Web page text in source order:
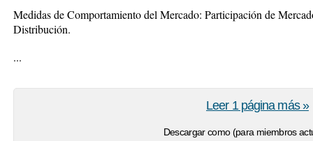
Medidas de Comportamiento del Mercado: Participación de
Distribución.
...
Descargar como (para miembros
Leer 1 página más »